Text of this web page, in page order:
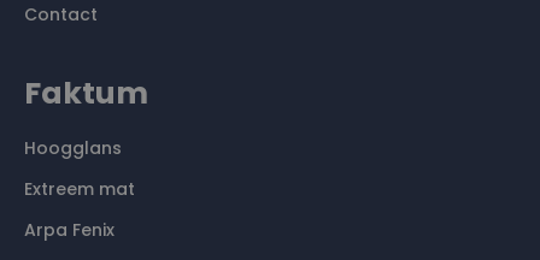
Contact
Faktum
Hoogglans
Extreem mat
Arpa Fenix